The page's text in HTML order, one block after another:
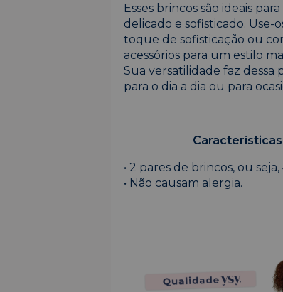
Esses brincos são ideais
delicado e sofisticado. Use-
toque de sofisticação ou
acessórios para um estilo
Sua versatilidade faz dessa
para o dia a dia ou para
• 2 pares de brincos, ou
• Não causam alergia.